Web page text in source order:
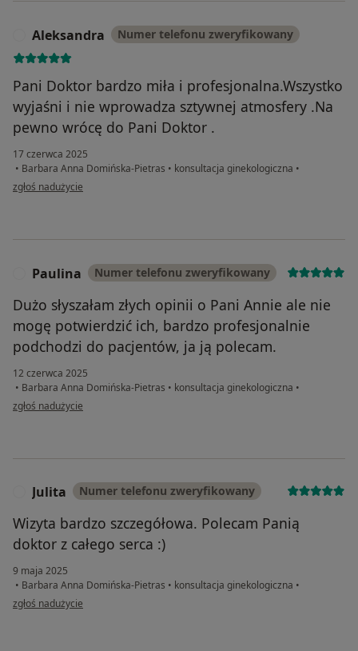
Aleksandra Numer telefonu zweryfikowany
Pani Doktor bardzo miła i profesjonalna.Wszystko
wyjaśni i nie wprowadza sztywnej atmosfery .Na
pewno wrócę do Pani Doktor .
17 czerwca 2025
• Barbara Anna Domińska-Pietras • konsultacja ginekologiczna •
w opinii użytkownika Aleksandra
zgłoś nadużycie
Paulina Numer telefonu zweryfikowany
Dużo słyszałam złych opinii o Pani Annie ale nie
mogę potwierdzić ich, bardzo profesjonalnie
podchodzi do pacjentów, ja ją polecam.
12 czerwca 2025
• Barbara Anna Domińska-Pietras • konsultacja ginekologiczna •
w opinii użytkownika Paulina
zgłoś nadużycie
Julita Numer telefonu zweryfikowany
Wizyta bardzo szczegółowa. Polecam Panią
doktor z całego serca :)
9 maja 2025
• Barbara Anna Domińska-Pietras • konsultacja ginekologiczna •
w opinii użytkownika Julita
zgłoś nadużycie